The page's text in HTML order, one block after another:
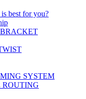
best for you?
BRACKET
SYSTEM
ROUTING